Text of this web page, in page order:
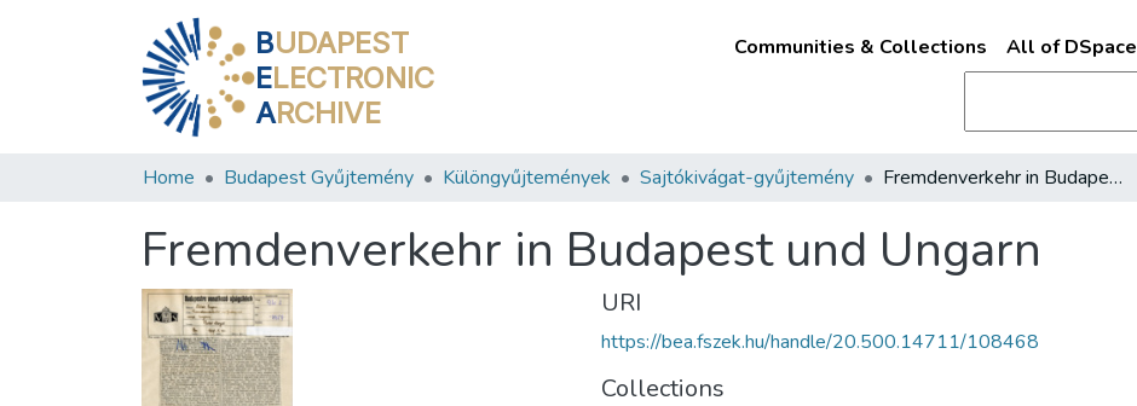
BUDAPEST
ELECTRONIC
ARCHIVE
Communities & Collections All of DSpace
Home Budapest Gyűjtemény Különgyűjtemények Sajtókivágat-gyűjtemény Fremdenverkehr in Budapest und Ungarn
Fremdenverkehr in Budapest und Ungarn
URI
https://bea.fszek.hu/handle/20.500.14711/108468
Collections